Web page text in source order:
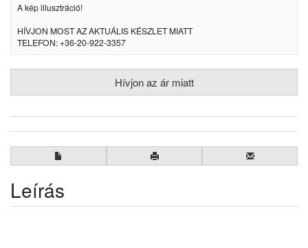
A kép illusztráció!
HÍVJON MOST AZ AKTUÁLIS KÉSZLET MIATT
TELEFON: +36-20-922-3357
Hívjon az ár miatt
Leírás